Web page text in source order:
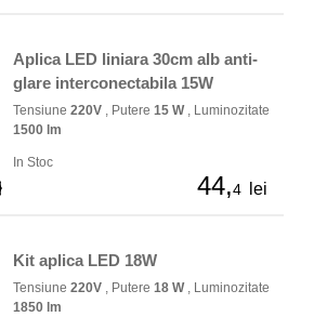
Aplica LED liniara 30cm alb anti-
glare interconectabila 15W
Tensiune 220V , Putere 15 W, Luminozitate
1500 lm
In Stoc
44,4 lei
Kit aplica LED 18W
Tensiune 220V , Putere 18 W, Luminozitate
1850 lm